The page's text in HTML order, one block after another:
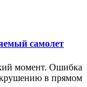
самолет
момент. Ошибка
крушению в прямом